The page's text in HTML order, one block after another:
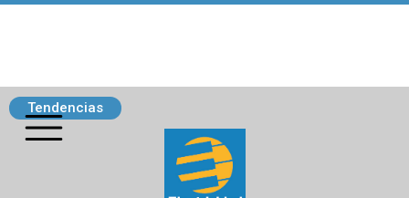
Tendencias